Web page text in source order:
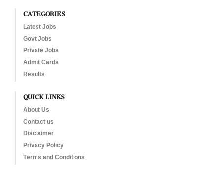
CATEGORIES
Latest Jobs
Govt Jobs
Private Jobs
Admit Cards
Results
QUICK LINKS
About Us
Contact us
Disclaimer
Privacy Policy
Terms and Conditions